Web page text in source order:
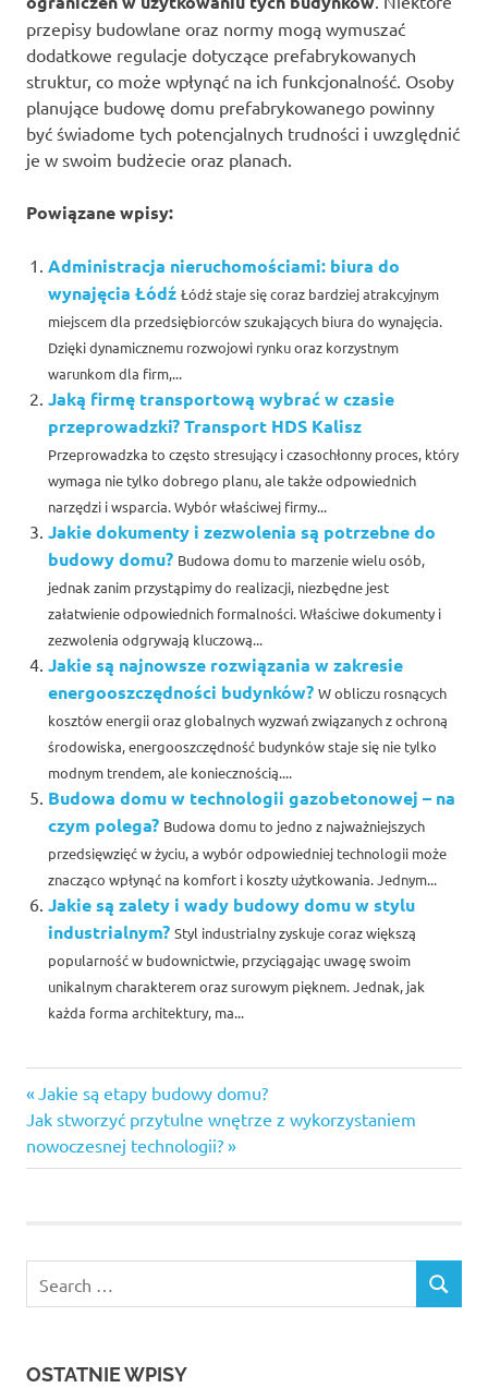
przepisy budowlane oraz normy mogą wymuszać
dodatkowe regulacje dotyczące prefabrykowanych
struktur, co może wpłynąć na ich funkcjonalność. Osoby
planujące budowę domu prefabrykowanego powinny
być świadome tych potencjalnych trudności i uwzględnić
je w swoim budżecie oraz planach.
Powiązane wpisy:
Administracja nieruchomościami: biura do
wynajęcia Łódź Łódź staje się coraz bardziej atrakcyjnym
miejscem dla przedsiębiorców szukających biura do wynajęcia.
Dzięki dynamicznemu rozwojowi rynku oraz korzystnym
warunkom dla firm,...
Jaką firmę transportową wybrać w czasie
przeprowadzki? Transport HDS Kalisz
Przeprowadzka to często stresujący i czasochłonny proces, który
wymaga nie tylko dobrego planu, ale także odpowiednich
narzędzi i wsparcia. Wybór właściwej firmy...
Jakie dokumenty i zezwolenia są potrzebne do
budowy domu? Budowa domu to marzenie wielu osób,
jednak zanim przystąpimy do realizacji, niezbędne jest
załatwienie odpowiednich formalności. Właściwe dokumenty i
zezwolenia odgrywają kluczową...
Jakie są najnowsze rozwiązania w zakresie
energooszczędności budynków? W obliczu rosnących
kosztów energii oraz globalnych wyzwań związanych z ochroną
środowiska, energooszczędność budynków staje się nie tylko
modnym trendem, ale koniecznością....
Budowa domu w technologii gazobetonowej – na
czym polega? Budowa domu to jedno z najważniejszych
przedsięwzięć w życiu, a wybór odpowiedniej technologii może
znacząco wpłynąć na komfort i koszty użytkowania. Jednym...
Jakie są zalety i wady budowy domu w stylu
industrialnym? Styl industrialny zyskuje coraz większą
popularność w budownictwie, przyciągając uwagę swoim
unikalnym charakterem oraz surowym pięknem. Jednak, jak
każda forma architektury, ma...
Nawigacja
wpisu
Previous
Post:
Jakie są etapy budowy domu?
Next
Post:
Jak stworzyć przytulne wnętrze z wykorzystaniem
nowoczesnej technologii?
for:
SEARCH
OSTATNIE WPISY